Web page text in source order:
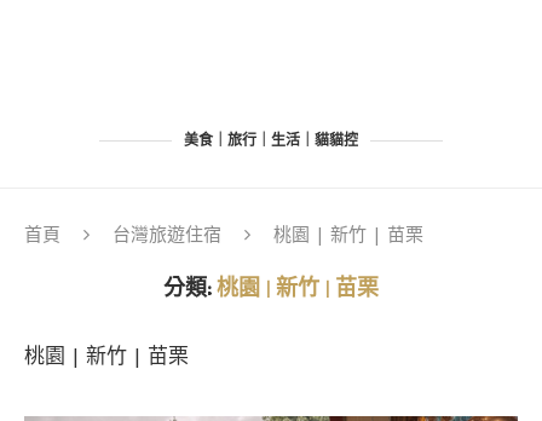
美食｜旅行｜生活｜貓貓控
首頁 台灣旅遊住宿 桃園 | 新竹 | 苗栗
分類:桃園 | 新竹 | 苗栗
桃園 | 新竹 | 苗栗